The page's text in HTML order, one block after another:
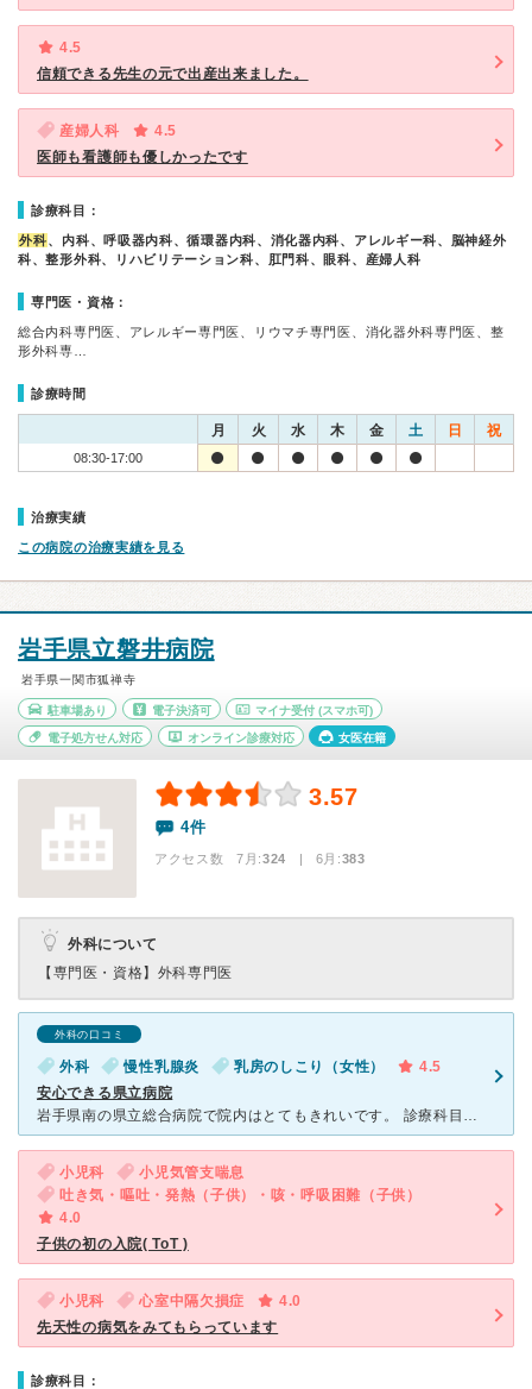
4.5
信頼できる先生の元で出産出来ました。
産婦人科
4.5
医師も看護師も優しかったです
診療科目：
外科、内科、呼吸器内科、循環器内科、消化器内科、アレルギー科、脳神経外
科、整形外科、リハビリテーション科、肛門科、眼科、産婦人科
専門医・資格：
総合内科専門医、アレルギー専門医、リウマチ専門医、消化器外科専門医、整
形外科専…
診療時間
月 火 水 木 金 土 日 祝
08:30-17:00
治療実績
この病院の治療実績を見る
岩手県立磐井病院
岩手県一関市狐禅寺
駐車場あり 電子決済可 マイナ受付 (スマホ可)
電子処方せん対応 オンライン診療対応 女医在籍
3.57
4件
アクセス数 7月:324 | 6月:383
外科について
【専門医・資格】 外科専門医
外科の口コミ
外科 慢性乳腺炎 乳房のしこり（女性）
4.5
安心できる県立病院
岩手県南の県立総合病院で院内はとてもきれいです。 診療科目によっては常勤医がいないところもありますが、曜日によって応援の医師が来て見ていただけるので安心です。 私が診て頂いた診療科目では、放射線技
小児科
小児気管支喘息
吐き気・嘔吐・発熱（子供）・咳・呼吸困難（子供）
4.0
子供の初の入院( ToT )
小児科 心室中隔欠損症
4.0
先天性の病気をみてもらっています
診療科目：